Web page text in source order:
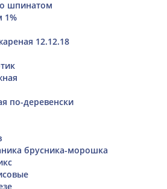
шпинатом
1%
12.12.18
по-деревенски
брусника-морошка